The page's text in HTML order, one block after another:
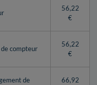
56,22
€
compteur
56,22
€
de
66,92